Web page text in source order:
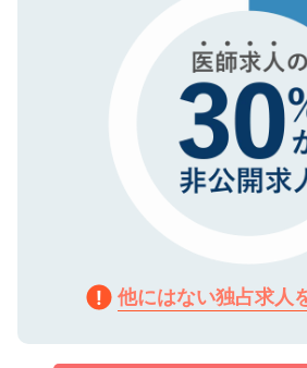
他にはない独占求人